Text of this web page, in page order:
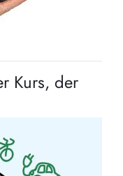
Kurs, der